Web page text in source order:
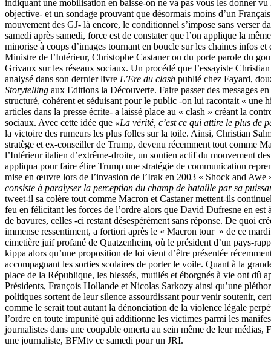
indiquant une mobilisation en baisse-on ne va pas vous les donner vu
objective- et un sondage prouvant que désormais moins d’un
mouvement des GJ- là encore, le conditionnel s’impose sans verser
samedi après samedi, force est de constater que l’on applique la
minorise à coups d’images tournant en boucle sur les chaines infos
Ministre de l’Intérieur, Christophe Castaner ou du porte parole du
Grivaux sur les réseaux sociaux. Un procédé que l’essayiste
analysé dans son dernier livre L’Ere du clash publié chez Fayard,
Storytelling aux Editions la Découverte. Faire passer des messages
structuré, cohérent et séduisant pour le public -on lui racontait « une
articles dans la presse écrite- a laissé place au « clash » créant la
sociaux. Avec cette idée que «La vérité, c’est ce qui attire le plus de
la victoire des rumeurs les plus folles sur la toile. Ainsi, Christian
stratège et ex-conseiller de Trump, devenu récemment tout comme
l’Intérieur italien d’extrême-droite, un soutien actif du mouvement
appliqua pour faire élire Trump une stratégie de communication
mise en œuvre lors de l’invasion de l’Irak en 2003 « Shock and
consiste à paralyser la perception du champ de bataille par sa
tweet-il sa colère tout comme Macron et Castaner mettent-ils
feu en félicitant les forces de l’ordre alors que David Dufresne en est
de bavures, celles -ci restant désespérément sans réponse. De quoi
immense ressentiment, a fortiori après le « Macron tour » de ce
cimetière juif profané de Quatzenheim, où le président d’un pays-
kippa alors qu’une proposition de loi vient d’être présentée
accompagnant les sorties scolaires de porter le voile. Quant à la
place de la République, les blessés, mutilés et éborgnés à vie ont dû
Présidents, François Hollande et Nicolas Sarkozy ainsi qu’une
politiques sortent de leur silence assourdissant pour venir soutenir,
comme le serait tout autant la dénonciation de la violence légale
l’ordre en toute impunité qui additionne les victimes parmi les
journalistes dans une coupable omerta au sein même de leur médias,
une journaliste, BFMtv ce samedi pour un JRI.